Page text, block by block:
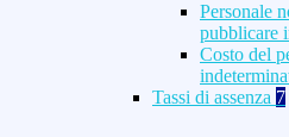
Personale
pubblicare
Costo del
Tassi di assenza 7